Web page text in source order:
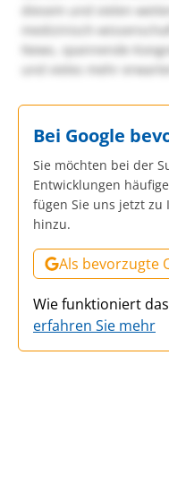
diesem und vielen
medizinisch-
News, spannende
und vieles mehr
Bei Google
Sie möchten bei der
Entwicklungen
fügen Sie uns jetzt zu
hinzu.
Als bevorzugte
Wie funktioniert
erfahren Sie mehr